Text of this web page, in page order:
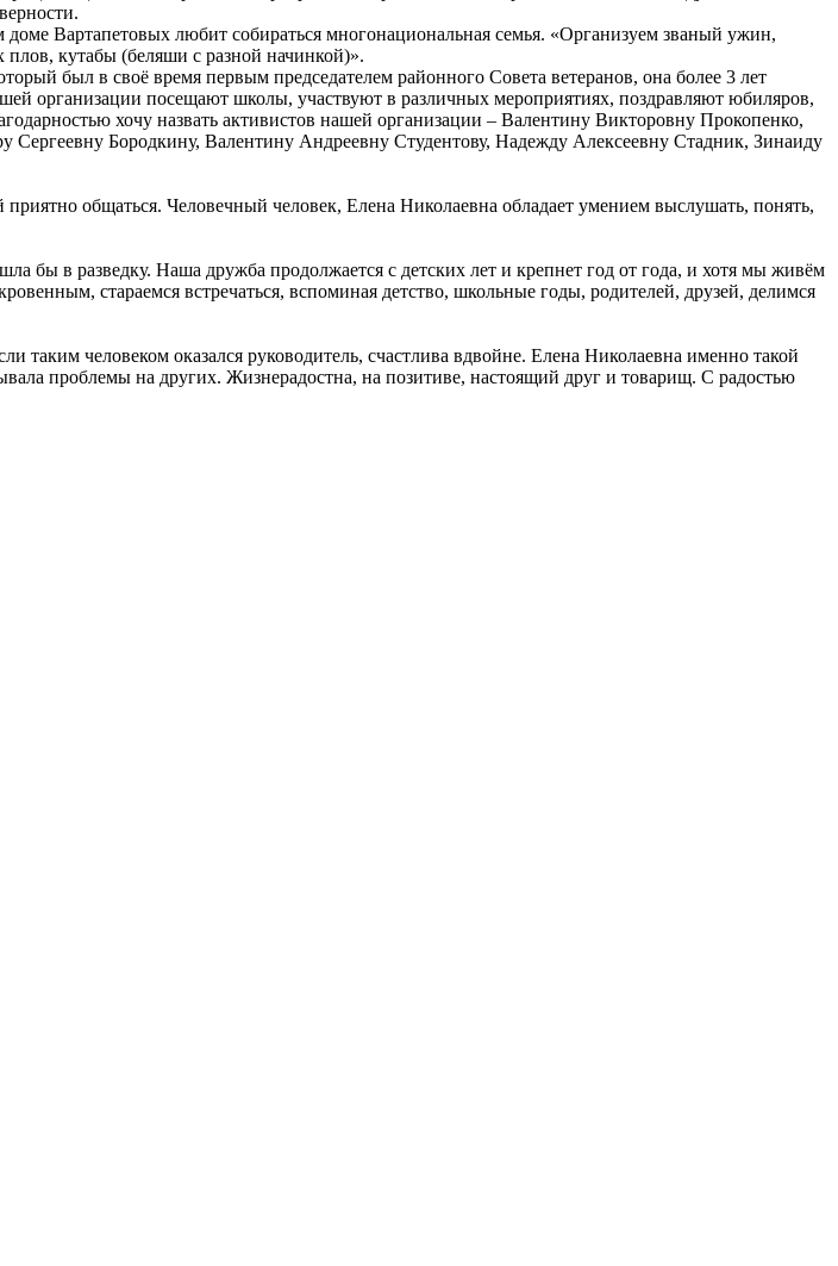
Вартапетовых любит собираться многонациональная семья. «Организуем званый ужин,
кутабы (беляши с разной начинкой)».
был в своё время первым председателем районного Совета ветеранов, она более 3 лет
организации посещают школы, участвуют в различных мероприятиях, поздравляют юбиляров,
хочу назвать активистов нашей организации – Валентину Викторовну Прокопенко,
Бородкину, Валентину Андреевну Студентову, Надежду Алексеевну Стадник, Зинаиду
общаться. Человечный человек, Елена Николаевна обладает умением выслушать, понять,
бы в разведку. Наша дружба продолжается с детских лет и крепнет год от года, и хотя мы живём
стараемся встречаться, вспоминая детство, школьные годы, родителей, друзей, делимся
человеком оказался руководитель, счастлива вдвойне. Елена Николаевна именно такой
проблемы на других. Жизнерадостна, на позитиве, настоящий друг и товарищ. С радостью